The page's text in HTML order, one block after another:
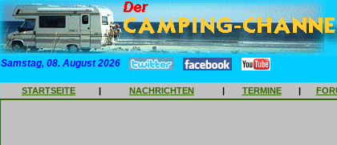
Samstag, 08. August 2026
STARTSEITE | NACHRICHTEN | TERMINE |